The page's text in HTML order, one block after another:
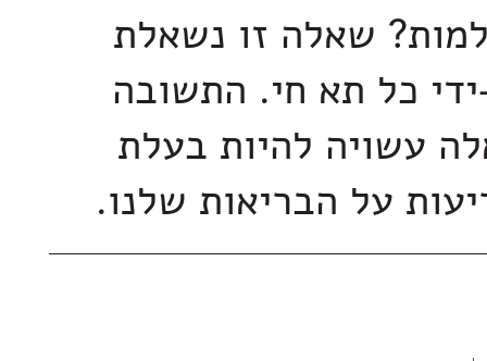
שאלה זו נשאלת
כל תא חי. התשובה
עשויה להיות בעלת
על הבריאות שלנו.